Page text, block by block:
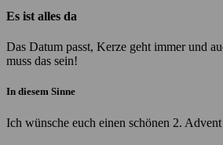
Es ist alles da
Das Datum passt, Kerze geht immer und
muss das sein!
In diesem Sinne
Ich wünsche euch einen schönen 2.